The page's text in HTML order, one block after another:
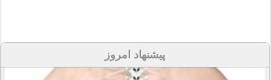
پیشنهاد امروز